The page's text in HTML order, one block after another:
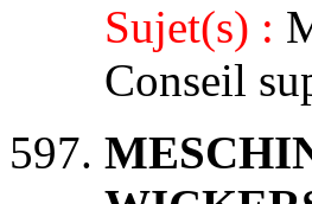
Sujet(s) :
Conseil